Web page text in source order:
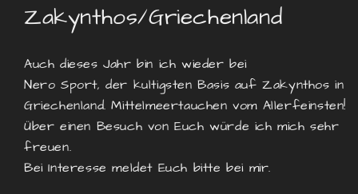
Zakynthos/Griechenland
Auch dieses Jahr bin ich wieder bei
Nero Sport, der kultigsten Basis auf Zakynthos in
Griechenland. Mittelmeertauchen vom Allerfeinsten!
Über einen Besuch von Euch würde ich mich sehr
freuen.
Bei Interesse meldet Euch bitte bei mir.